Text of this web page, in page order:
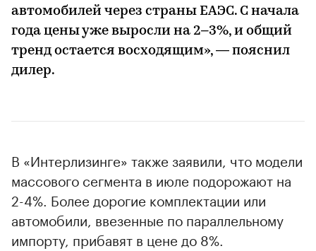
автомобилей через страны ЕАЭС. С начала
года цены уже выросли на 2–3%, и общий
тренд остается восходящим», — пояснил
дилер.
В «Интерлизинге» также заявили, что модели
массового сегмента в июле подорожают на
2-4%. Более дорогие комплектации или
автомобили, ввезенные по параллельному
импорту, прибавят в цене до 8%.